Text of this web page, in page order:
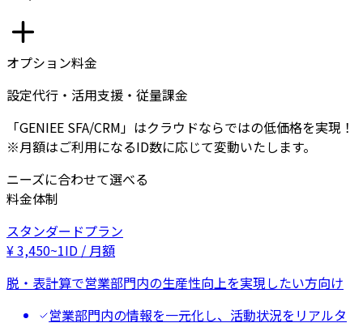
オプション料金
設定代行・活用支援・従量課金
「GENIEE SFA/CRM」はクラウドならではの低価格を実現！
※月額はご利用になるID数に応じて変動いたします。
ニーズに合わせて選べる
料金体制
スタンダードプラン
¥3,450~1ID / 月額
脱・表計算で営業部門内の生産性向上を実現したい方向け
営業部門内の情報を一元化し、活動状況をリアルタ